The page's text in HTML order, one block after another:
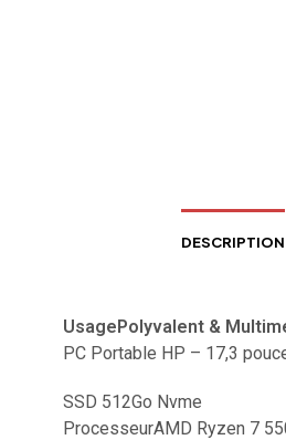
DESCRIPTION
UsagePolyvalent &
PC Portable HP – 17,3
SSD 512Go Nvme
ProcesseurAMD Ryzen 7